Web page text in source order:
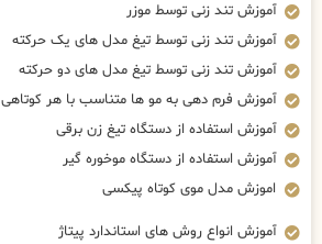
آموزش تند زنی توسط موزر
آموزش تند زنی توسط تیغ مدل های یک حرکته
آموزش تند زنی توسط تیغ مدل های دو حرکته
آموزش فرم دهی به مو ها متناسب با هر کوتاهی
آموزش استفاده از دستگاه تیغ زن برقی
آموزش استفاده از دستگاه موخوره گیر
اموزش مدل موی کوتاه پیکسی
آموزش انواع روش های استاندارد پیتاژ